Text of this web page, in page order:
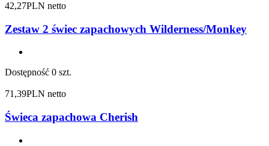
42,27PLN netto
Zestaw 2 świec zapachowych Wilderness/Monkey
Dostępność 0 szt.
71,39PLN netto
Świeca zapachowa Cherish